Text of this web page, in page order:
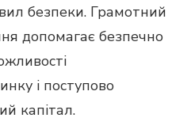
безпеки. Грамотний
допомагає безпечно
і поступово
капітал.